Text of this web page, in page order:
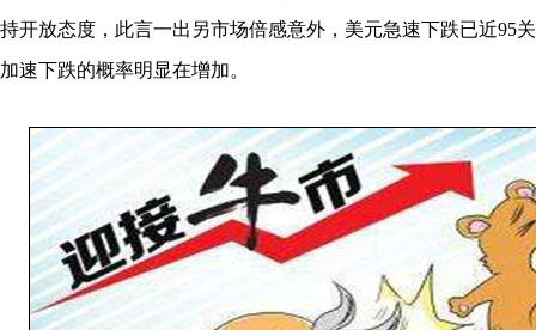
持开放态度，此言一出另市场倍感意外，美元急速下跌已近95
加速下跌的概率明显在增加。